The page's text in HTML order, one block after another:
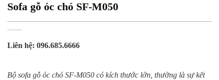
Sofa gỗ óc chó SF-M050
Liên hệ: 096.685.6666
Bộ sofa gỗ óc chó SF-M050 có kích thước lớn, thường là sự kết